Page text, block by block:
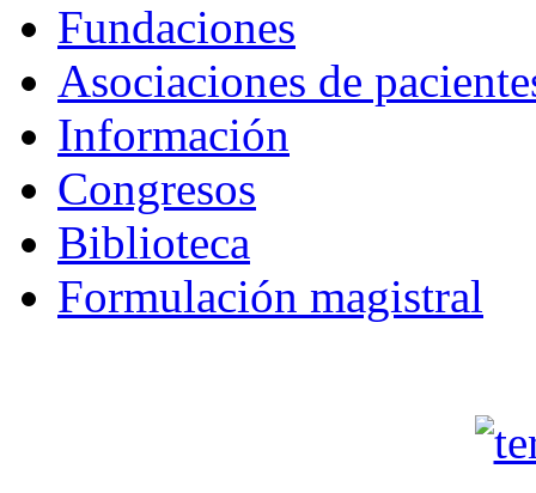
Fundaciones
Asociaciones de
Información
Congresos
Biblioteca
Formulación magistral